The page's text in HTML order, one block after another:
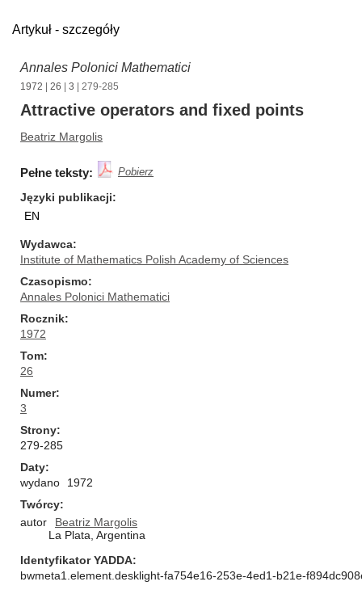
Artykuł - szczegóły
Annales Polonici Mathematici
1972 26 3 | 279-285
Attractive operators and fixed points
Beatriz Margolis
Pełne teksty: Pobierz
Języki publikacji
EN
Wydawca
Institute of Mathematics Polish Academy of Sciences
Czasopismo
Annales Polonici Mathematici
Rocznik
1972
Tom
26
Numer
3
Strony
279-285
Daty
wydano
1972
Twórcy
autor
Beatriz Margolis
La Plata, Argentina
Identyfikator YADDA
bwmeta1.element.desklight-fa754e16-253e-4ed1-b21e-